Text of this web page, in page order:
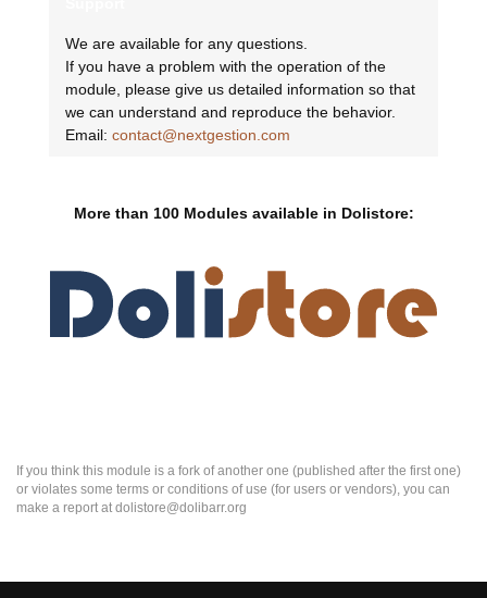
We are available for any questions.
If you have a problem with the operation of the
module, please give us detailed information so that
we can understand and reproduce the behavior.
Email: contact@nextgestion.com
More than 100 Modules available in Dolistore:
If you think this module is a fork of another one (published after the first one)
or violates some terms or conditions of use (for users or vendors), you can
make a report at dolistore@dolibarr.org